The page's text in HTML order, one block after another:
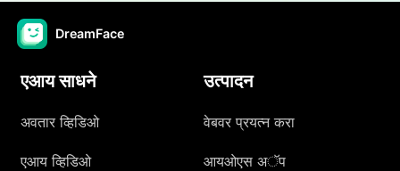
DreamFace
एआय साधने
अवतार व्हिडिओ
एआय व्हिडिओ
उत्पादन
वेबवर प्रयत्न करा
आयओएस अॅप